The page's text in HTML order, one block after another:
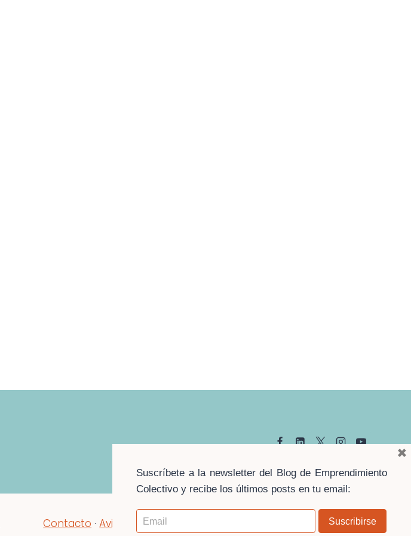
Contacto ·Aviso Legal·Política de privacidad Política de cookies
Suscríbete a la newsletter del Blog de Emprendimiento
Colectivo y recibe los últimos posts en tu email:
×